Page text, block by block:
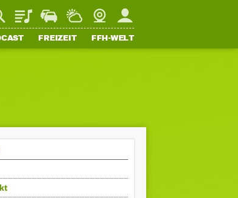
PlaylistStaupilotWetterWebcamMein FFH
FREIZEIT FFH-WELT